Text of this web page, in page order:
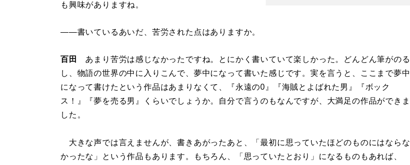
も興味がありますね。
――書いているあいだ、苦労された点はありますか。
百田
あまり苦労は感じなかったですね。とにかく書いていて楽しかった。どんどん筆がのる
し、物語の世界の中に入りこんで、夢中になって書いた感じです。実を言うと、ここまで夢中
になって書けたという作品はあまりなくて、『永遠の0』『海賊とよばれた男』『ボック
ス！』『夢を売る男』くらいでしょうか。自分で言うのもなんですが、大満足の作品ができま
した。
大きな声では言えませんが、書きあがったあと、「最初に思っていたほどのものにはならな
かったな」という作品もあります。もちろん、「思っていたとおり」になるものもあれば、